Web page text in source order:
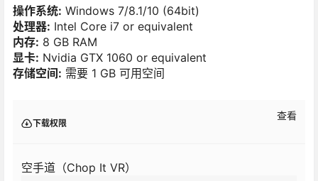
操作系统: Windows 7/8.1/10 (64bit)
处理器: Intel Core i7 or equivalent
内存: 8 GB RAM
显卡: Nvidia GTX 1060 or equivalent
存储空间: 需要 1 GB 可用空间
下载权限
查看
空手道（Chop It VR）